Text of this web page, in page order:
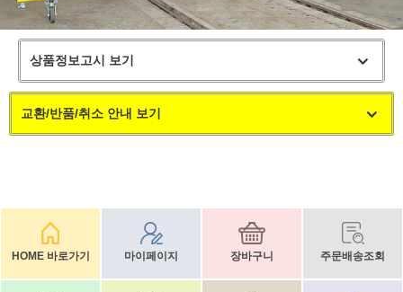
상품정보고시 보기
교환/반품/취소 안내 보기
HOME 바로가기 마이페이지 장바구니 주문배송조회